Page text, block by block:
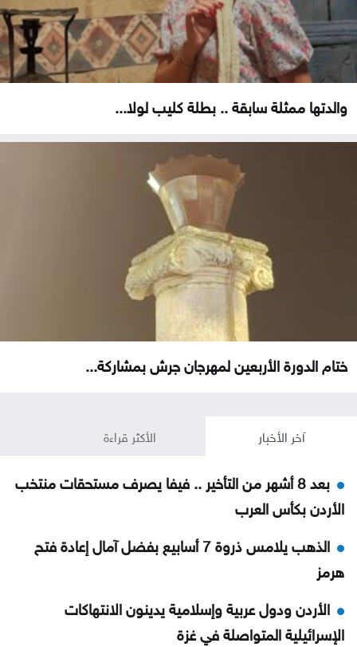
والدتها ممثلة سابقة .. بطلة كليب لولا...
ختام الدورة الأربعين لمهرجان جرش بمشاركة...
آخر الأخبار الأكثر قراءة
بعد 8 أشهر من التأخير .. فيفا يصرف مستحقات منتخب
الأردن بكأس العرب
الذهب يلامس ذروة 7 أسابيع بفضل آمال إعادة فتح
هرمز
الأردن ودول عربية وإسلامية يدينون الانتهاكات
الإسرائيلية المتواصلة في غزة